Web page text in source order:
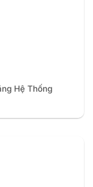
Hệ Thống